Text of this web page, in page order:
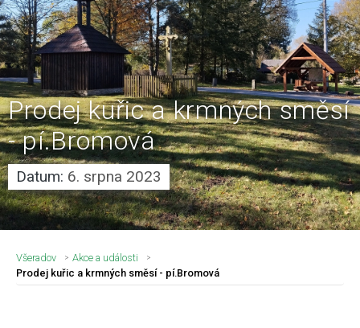
Prodej kuřic a krmných směsí
- pí.Bromová
Datum: 6. srpna 2023
Všeradov
Akce a události
Prodej kuřic a krmných směsí - pí.Bromová